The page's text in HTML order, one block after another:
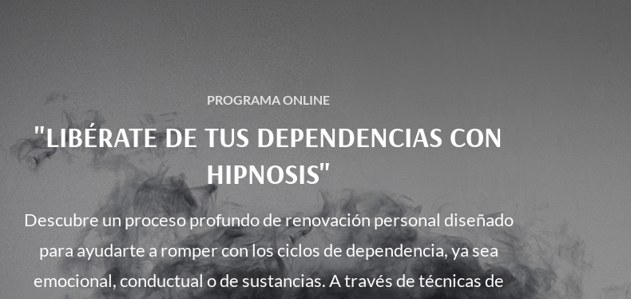
PROGRAMA ONLINE
"LIBÉRATE DE TUS DEPENDENCIAS CON
HIPNOSIS"
Descubre un proceso profundo de renovación personal diseñado
para ayudarte a romper con los ciclos de dependencia, ya sea
emocional, conductual o de sustancias. A través de técnicas de